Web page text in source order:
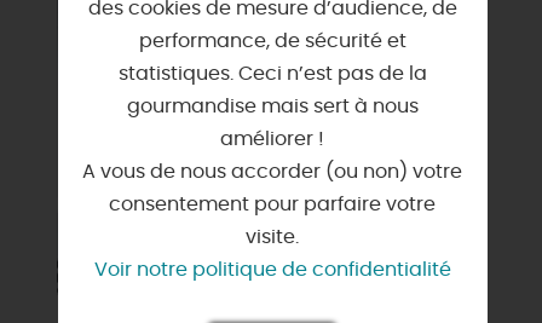
des cookies de mesure d’audience, de
performance, de sécurité et
statistiques. Ceci n’est pas de la
gourmandise mais sert à nous
améliorer !
A vous de nous accorder (ou non) votre
consentement pour parfaire votre
visite.
Voir notre politique de confidentialité